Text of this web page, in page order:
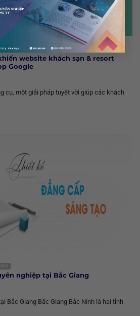
website khách sạn & resort
Google
cụ, một giải pháp tuyệt vời giúp các khách
nghiệp tại Bắc Giang
Bắc Giang Bắc Giang Bắc Ninh là hai tỉnh